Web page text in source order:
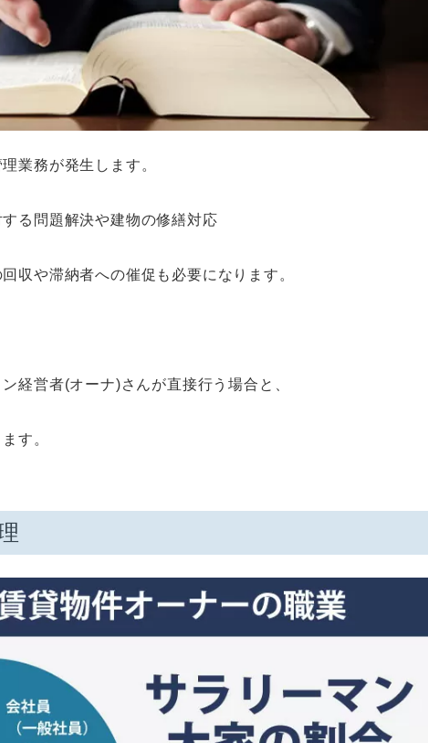
業務が発生します。
る問題解決や建物の修繕対応
収や滞納者への催促も必要になります。
経営者(オーナ)さんが直接行う場合と、
す。